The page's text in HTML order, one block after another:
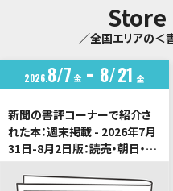
／全国エリアの＜
2026 8 7 金 8 21 金
新聞の書評コーナーで紹介さ
れた本：週末掲載 - 2026年7月
31日-8月2日版：読売・朝日・毎
日・日経・産経・東京・週刊読書
人